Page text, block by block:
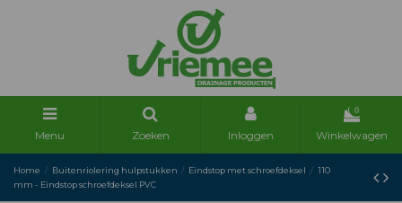
Menu Zoeken Inloggen
0
Winkelwagen
Home Buitenriolering hulpstukken Eindstop met schroefdeksel
110
mm - Eindstop schroefdeksel PVC